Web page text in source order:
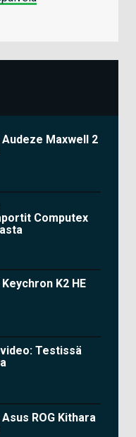
Maxwell 2
Computex
K2 HE
Testissä
ROG Kithara